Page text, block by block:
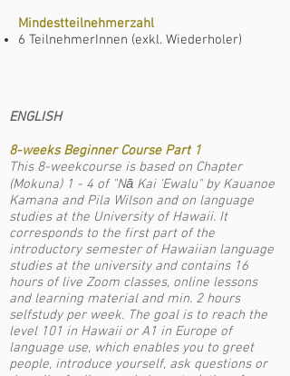
Mindestteilnehmerzahl
6 TeilnehmerInnen (exkl. Wiederholer)
ENGLISH
8-weeks Beginner Course Part 1
This 8-weekcourse is based on Chapter
(Mokuna) 1 - 4 of "Nā Kai 'Ewalu" by Kauanoe
Kamana and Pila Wilson and on language
studies at the University of Hawaii. It
corresponds to the first part of the
introductory semester of Hawaiian language
studies at the university and contains 16
hours of live Zoom classes, online lessons
and learning material and min. 2 hours
selfstudy per week. The goal is to reach the
level 101 in Hawaii or A1 in Europe of
language use, which enables you to greet
people, introduce yourself, ask questions or